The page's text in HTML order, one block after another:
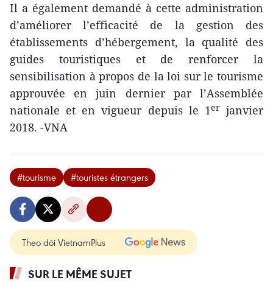
Il a également demandé à cette administration
d’améliorer l’efficacité de la gestion des
établissements d’hébergement, la qualité des
guides touristiques et de renforcer la
sensibilisation ​à propos de la loi sur le tourisme
approuvée en juin dernier par l’Assemblée
nationale et en vigueur depuis le 1erjanvier
2018. -VNA
#tourisme #touristes étrangers
Theo dõi VietnamPlus
SUR LE MÊME SUJET